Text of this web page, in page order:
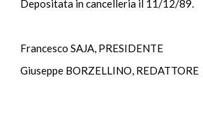
Depositata in cancelleria il 11/12/89.
Francesco SAJA, PRESIDENTE
Giuseppe BORZELLINO, REDATTORE